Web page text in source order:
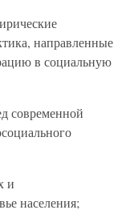
направленные
в социальную
современной
и
населения;